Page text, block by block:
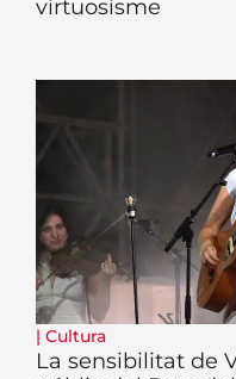
virtuosisme
| Cultura
La sensibilitat de